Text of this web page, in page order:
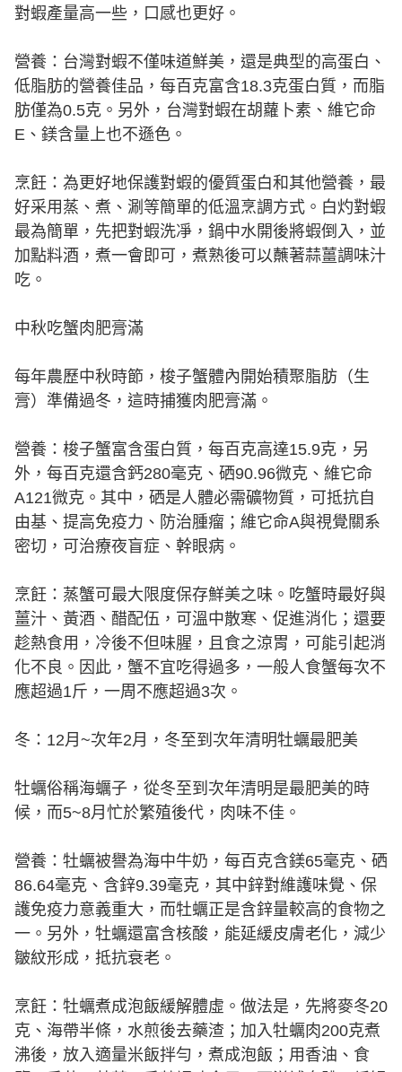
對蝦產量高一些，口感也更好。
營養：台灣對蝦不僅味道鮮美，還是典型的高蛋白、
低脂肪的營養佳品，每百克富含18.3克蛋白質，而脂
肪僅為0.5克。另外，台灣對蝦在胡蘿卜素、維它命
E、鎂含量上也不遜色。
烹飪：為更好地保護對蝦的優質蛋白和其他營養，最
好采用蒸、煮、涮等簡單的低溫烹調方式。白灼對蝦
最為簡單，先把對蝦洗凈，鍋中水開後將蝦倒入，並
加點料酒，煮一會即可，煮熟後可以蘸著蒜薑調味汁
吃。
中秋吃蟹肉肥膏滿
每年農歷中秋時節，梭子蟹體內開始積聚脂肪（生
膏）準備過冬，這時捕獲肉肥膏滿。
營養：梭子蟹富含蛋白質，每百克高達15.9克，另
外，每百克還含鈣280毫克、硒90.96微克、維它命
A121微克。其中，硒是人體必需礦物質，可抵抗自
由基、提高免疫力、防治腫瘤；維它命A與視覺關系
密切，可治療夜盲症、幹眼病。
烹飪：蒸蟹可最大限度保存鮮美之味。吃蟹時最好與
薑汁、黃酒、醋配伍，可溫中散寒、促進消化；還要
趁熱食用，冷後不但味腥，且食之涼胃，可能引起消
化不良。因此，蟹不宜吃得過多，一般人食蟹每次不
應超過1斤，一周不應超過3次。
冬：12月~次年2月，冬至到次年清明牡蠣最肥美
牡蠣俗稱海蠣子，從冬至到次年清明是最肥美的時
候，而5~8月忙於繁殖後代，肉味不佳。
營養：牡蠣被譽為海中牛奶，每百克含鎂65毫克、硒
86.64毫克、含鋅9.39毫克，其中鋅對維護味覺、保
護免疫力意義重大，而牡蠣正是含鋅量較高的食物之
一。另外，牡蠣還富含核酸，能延緩皮膚老化，減少
皺紋形成，抵抗衰老。
烹飪：牡蠣煮成泡飯緩解體虛。做法是，先將麥冬20
克、海帶半條，水煎後去藥渣；加入牡蠣肉200克煮
沸後，放入適量米飯拌勻，煮成泡飯；用香油、食